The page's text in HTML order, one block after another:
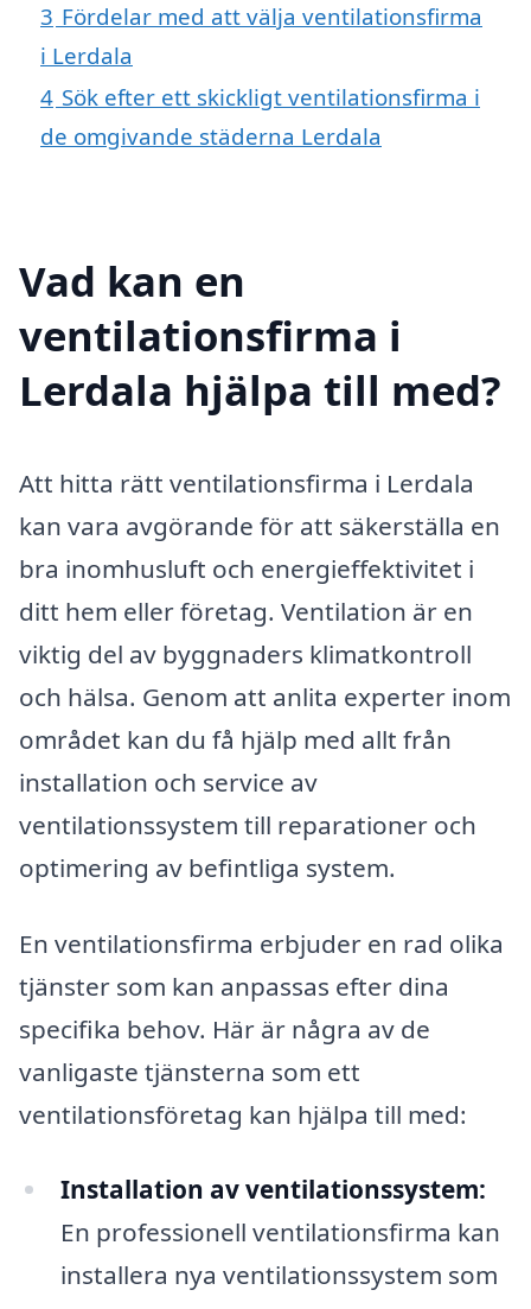
3 Fördelar med att välja ventilationsfirma
i Lerdala
4 Sök efter ett skickligt ventilationsfirma i
de omgivande städerna Lerdala
Vad kan en
ventilationsfirma i
Lerdala hjälpa till med?
Att hitta rätt ventilationsfirma i Lerdala
kan vara avgörande för att säkerställa en
bra inomhusluft och energieffektivitet i
ditt hem eller företag. Ventilation är en
viktig del av byggnaders klimatkontroll
och hälsa. Genom att anlita experter inom
området kan du få hjälp med allt från
installation och service av
ventilationssystem till reparationer och
optimering av befintliga system.
En ventilationsfirma erbjuder en rad olika
tjänster som kan anpassas efter dina
specifika behov. Här är några av de
vanligaste tjänsterna som ett
ventilationsföretag kan hjälpa till med:
Installation av ventilationssystem:
En professionell ventilationsfirma kan
installera nya ventilationssystem som